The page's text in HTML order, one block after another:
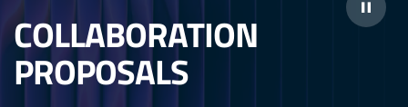
COLLABORATION
PROPOSALS